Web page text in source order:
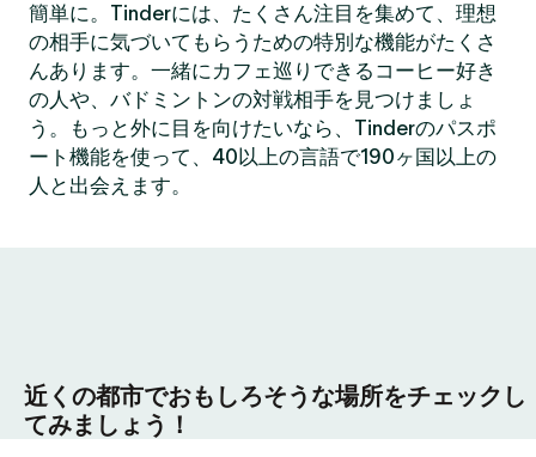
簡単に。Tinderには、たくさん注目を集めて、理想
の相手に気づいてもらうための特別な機能がたくさ
んあります。一緒にカフェ巡りできるコーヒー好き
の人や、バドミントンの対戦相手を見つけましょ
う。もっと外に目を向けたいなら、Tinderのパスポ
ート機能を使って、40以上の言語で190ヶ国以上の
人と出会えます。
近くの都市でおもしろそうな場所をチェックし
てみましょう！